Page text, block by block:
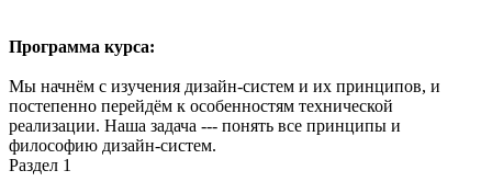
Программа курса:
Мы начнём с изучения дизайн-систем и их принципов, и
постепенно перейдём к особенностям технической
реализации. Наша задача --- понять все принципы и
философию дизайн-систем.
Раздел 1